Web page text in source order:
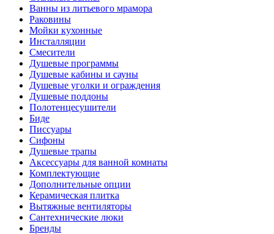
Ванны из литьевого мрамора
Раковины
Мойки кухонные
Инсталляции
Смесители
Душевые программы
Душевые кабины и сауны
Душевые уголки и ограждения
Душевые поддоны
Полотенцесушители
Биде
Писсуары
Сифоны
Душевые трапы
Аксессуары для ванной комнаты
Комплектующие
Дополнительные опции
Керамическая плитка
Вытяжные вентиляторы
Сантехнические люки
Бренды